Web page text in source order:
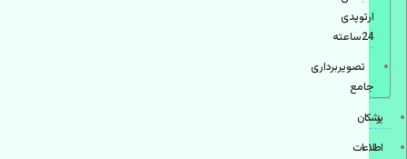
ارتوپدی
24ساعته
تصویربرداری
جامع
پزشكان
اطلاعات